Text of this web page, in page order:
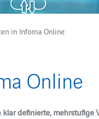
in Infoma Online
Online
definierte,